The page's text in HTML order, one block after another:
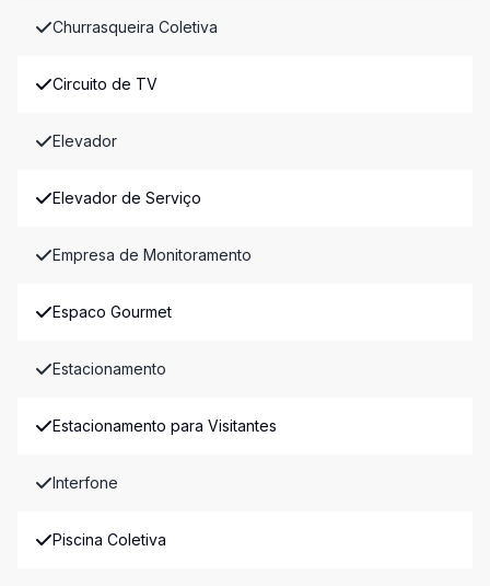
Churrasqueira Coletiva
Circuito de TV
Elevador
Elevador de Serviço
Empresa de Monitoramento
Espaco Gourmet
Estacionamento
Estacionamento para Visitantes
Interfone
Piscina Coletiva